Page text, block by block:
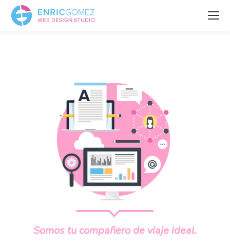
Somos tu compañero de viaje ideal.